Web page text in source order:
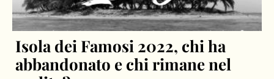
Isola dei Famosi 2022, chi ha
abbandonato e chi rimane nel